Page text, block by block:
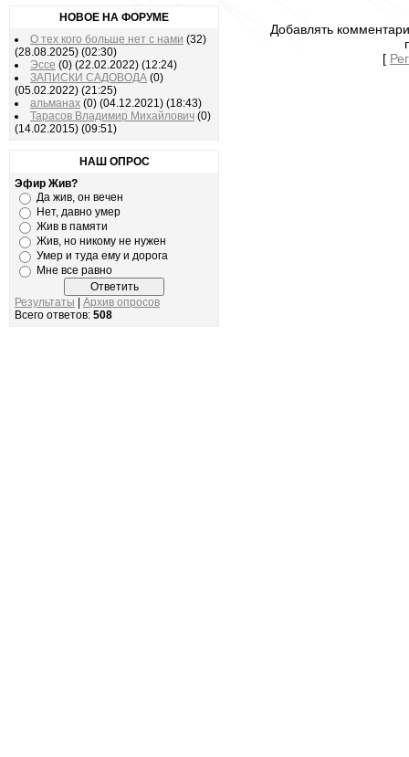
НОВОЕ НА ФОРУМЕ
О тех кого больше нет с нами (32)
(28.08.2025) (02:30)
Эссе (0) (22.02.2022) (12:24)
ЗАПИСКИ САДОВОДА (0)
(05.02.2022) (21:25)
альманах (0) (04.12.2021) (18:43)
Тарасов Владимир Михайлович (0)
(14.02.2015) (09:51)
НАШ ОПРОС
Эфир Жив?
Да жив, он вечен
Нет, давно умер
Жив в памяти
Жив, но никому не нужен
Умер и туда ему и дорога
Мне все равно
Результаты
Архив опросов
Всего ответов: 508
Добавлять
[